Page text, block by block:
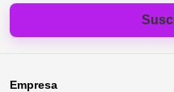
Correo electrónico
Empresa